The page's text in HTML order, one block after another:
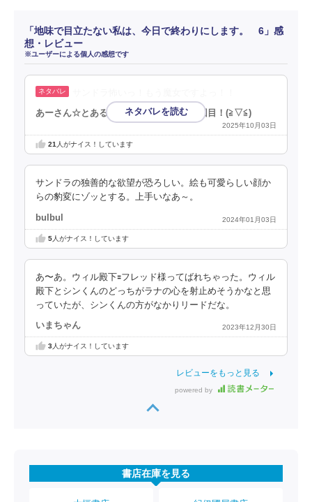
「地味で目立たない私は、今日で終わりにします。 6」感
想・レビュー
※ユーザーによる個人の感想です
あーさん☆とある漫画アプリの審査員３回目！(⁠≧⁠▽⁠≦⁠)
2025年10月03日
21人がナイス！しています
サンドラの独善的な欲望が恐ろしい。絵も可愛らしい顔か
らの豹変にゾッとする。上手いなあ～。
bulbul 2024年01月03日
5人がナイス！しています
あ〜あ。ウィル殿下🟰フレッド様ってばれちゃった。ウィル
殿下とシンくんのどっちがラナの心を射止めそうかなと思
っていたが、シンくんの方がなかりリードだな。
いまちゃん 2023年12月30日
3人がナイス！しています
レビューをもっと見る
powered by
書店在庫を見る